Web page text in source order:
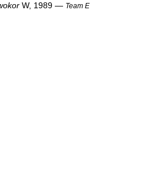
W, 1989 — Team E